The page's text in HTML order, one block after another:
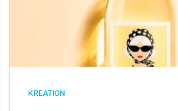
KREATION